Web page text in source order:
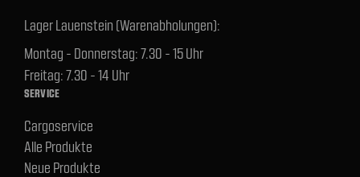
Lager Lauenstein (Warenabholungen):
Montag - Donnerstag: 7.30 - 15 Uhr
Freitag: 7.30 - 14 Uhr
SERVICE
Cargoservice
Alle Produkte
Neue Produkte